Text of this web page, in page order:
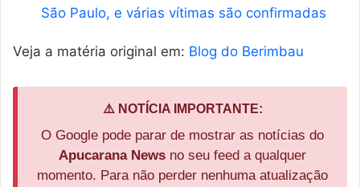
São Paulo, e várias vítimas são confirmadas
Veja a matéria original em: Blog do Berimbau
⚠️ NOTÍCIA IMPORTANTE:
O Google pode parar de mostrar as notícias do
Apucarana News no seu feed a qualquer
momento. Para não perder nenhuma atualização